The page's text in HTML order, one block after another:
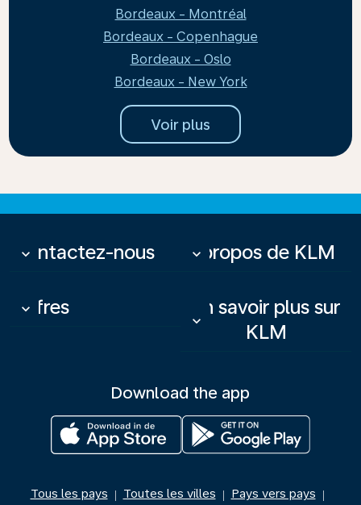
Bordeaux - Montréal
Bordeaux - Copenhague
Bordeaux - Oslo
Bordeaux - New York
Voir plus
Contactez-nous
keyboard_arrow_down À propos de KLM
keyboard_arrow_down
Offres
keyboard_arrow_down
En savoir plus sur
KLM
keyboard_arrow_down
Download the app
Tous les pays | Toutes les villes | Pays vers pays |